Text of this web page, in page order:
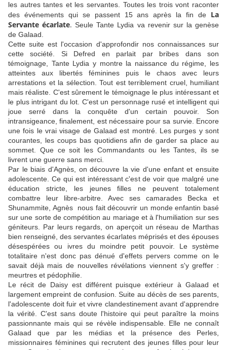
les autres tantes et les servantes. Toutes les trois vont raconter
des événements qui se passent 15 ans après la fin de La
Servante écarlate.Seule Tante Lydia va revenir sur la genèse
de Galaad.
Cette suite est l'occasion d'approfondir nos connaissances sur
cette société. Si Defred en parlait par bribes dans son
témoignage, Tante Lydia y montre la naissance du régime, les
atteintes aux libertés féminines puis le chaos avec leurs
arrestations et la sélection. Tout est terriblement cruel, humiliant
mais réaliste. C'est sûrement le témoignage le plus intéressant et
le plus intrigant du lot. C'est un personnage rusé et intelligent qui
joue serré dans la conquête d'un certain pouvoir. Son
intransigeance, finalement, est nécessaire pour sa survie. Encore
une fois le vrai visage de Galaad est montré. Les purges y sont
courantes, les coups bas quotidiens afin de garder sa place au
sommet. Que ce soit les Commandants ou les Tantes, ils se
livrent une guerre sans merci.
Par le biais d'Agnès, on découvre la vie d'une enfant et ensuite
adolescente. Ce qui est intéressant c'est de voir que malgré une
éducation stricte, les jeunes filles ne peuvent totalement
combattre leur libre-arbitre. Avec ses camarades Becka et
Shunammite, Agnès nous fait découvrir un monde enfantin basé
sur une sorte de compétition au mariage et à l'humiliation sur ses
géniteurs. Par leurs regards, on aperçoit un réseau de Marthas
bien renseigné, des servantes écarlates méprisés et des épouses
désespérées ou ivres du moindre petit pouvoir. Le système
totalitaire n'est donc pas dénué d'effets pervers comme on le
savait déjà mais de nouvelles révélations viennent s'y greffer :
meurtres et pédophilie.
Le récit de Daisy est différent puisque extérieur à Galaad et
largement empreint de confusion. Suite au décès de ses parents,
l'adolescente doit fuir et vivre clandestinement avant d'apprendre
la vérité. C'est sans doute l'histoire qui peut paraître la moins
passionnante mais qui se révèle indispensable. Elle ne connaît
Galaad que par les médias et la présence des Perles,
missionnaires féminines qui recrutent des jeunes filles pour leur